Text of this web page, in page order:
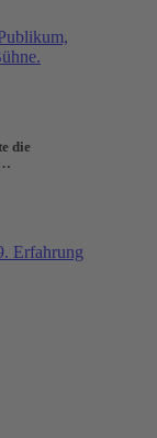
die
…